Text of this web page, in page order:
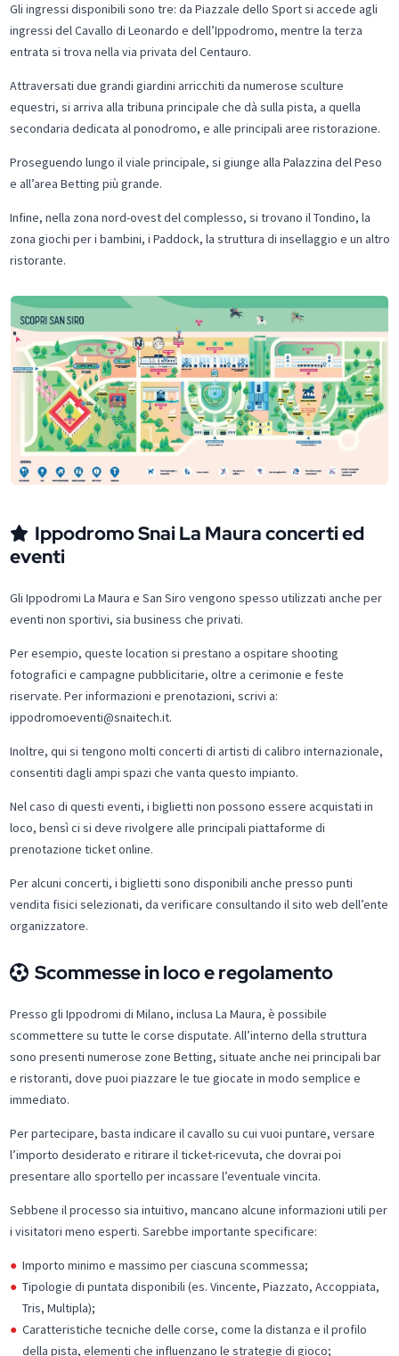
Gli ingressi disponibili sono tre: da Piazzale dello Sport si accede agli
ingressi del Cavallo di Leonardo e dell’Ippodromo, mentre la terza
entrata si trova nella via privata del Centauro.
Attraversati due grandi giardini arricchiti da numerose sculture
equestri, si arriva alla tribuna principale che dà sulla pista, a quella
secondaria dedicata al ponodromo, e alle principali aree ristorazione.
Proseguendo lungo il viale principale, si giunge alla Palazzina del Peso
e all’area Betting più grande.
Infine, nella zona nord-ovest del complesso, si trovano il Tondino, la
zona giochi per i bambini, i Paddock, la struttura di insellaggio e un altro
ristorante.
Ippodromo Snai La Maura concerti ed
eventi
Gli Ippodromi La Maura e San Siro vengono spesso utilizzati anche per
eventi non sportivi, sia business che privati.
Per esempio, queste location si prestano a ospitare shooting
fotografici e campagne pubblicitarie, oltre a cerimonie e feste
riservate. Per informazioni e prenotazioni, scrivi a:
ippodromoeventi@snaitech.it.
Inoltre, qui si tengono molti concerti di artisti di calibro internazionale,
consentiti dagli ampi spazi che vanta questo impianto.
Nel caso di questi eventi, i biglietti non possono essere acquistati in
loco, bensì ci si deve rivolgere alle principali piattaforme di
prenotazione ticket online.
Per alcuni concerti, i biglietti sono disponibili anche presso punti
vendita fisici selezionati, da verificare consultando il sito web dell’ente
organizzatore.
Scommesse in loco e regolamento
Presso gli Ippodromi di Milano, inclusa La Maura, è possibile
scommettere su tutte le corse disputate. All’interno della struttura
sono presenti numerose zone Betting, situate anche nei principali bar
e ristoranti, dove puoi piazzare le tue giocate in modo semplice e
immediato.
Per partecipare, basta indicare il cavallo su cui vuoi puntare, versare
l’importo desiderato e ritirare il ticket-ricevuta, che dovrai poi
presentare allo sportello per incassare l’eventuale vincita.
Sebbene il processo sia intuitivo, mancano alcune informazioni utili per
i visitatori meno esperti. Sarebbe importante specificare:
Importo minimo e massimo per ciascuna scommessa;
Tipologie di puntata disponibili (es. Vincente, Piazzato, Accoppiata,
Tris, Multipla);
Caratteristiche tecniche delle corse, come la distanza e il profilo
della pista, elementi che influenzano le strategie di gioco;